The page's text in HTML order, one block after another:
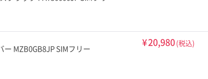
ー MZB0GB8JP SIMフリー ¥20,980(税込)